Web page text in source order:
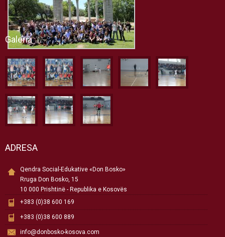
Galeria
ADRESA
Qendra Social-Edukative «Don Bosko»
Rruga Don Bosko, 15
10 000 Prishtinë - Republika e Kosovës
+383 (0)38 600 169
+383 (0)38 600 889
info@donbosko-kosova.com